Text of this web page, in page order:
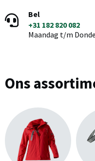
Bel
+31 182 820 082
Maandag t/m
Ons